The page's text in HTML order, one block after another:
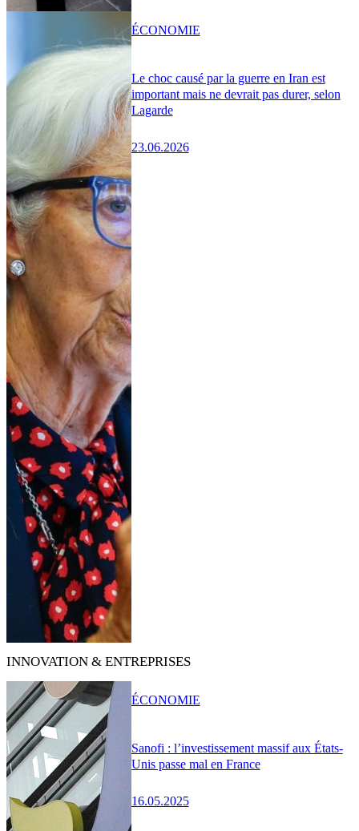
Le choc causé par la guerre en Iran est
important mais ne devrait pas durer, selon
Lagarde
23.06.2026
ÉCONOMIE
INNOVATION & ENTREPRISES
Sanofi : l’investissement massif aux États-
Unis passe mal en France
16.05.2025
ÉCONOMIE